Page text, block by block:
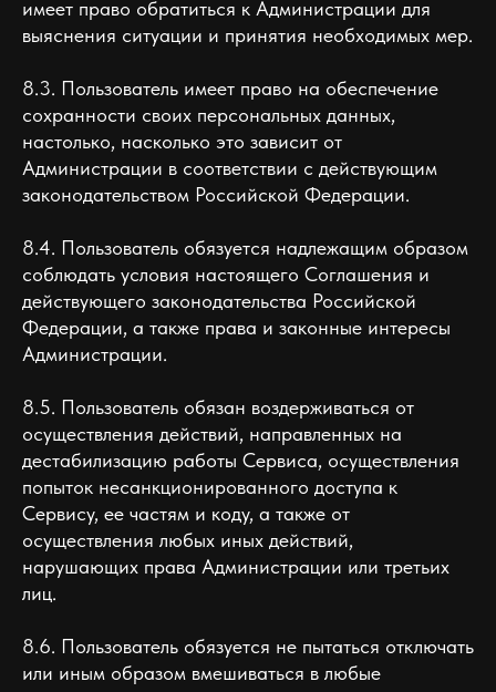
имеет право обратиться к Администрации для
выяснения ситуации и принятия необходимых мер.
8.3. Пользователь имеет право на обеспечение
сохранности своих персональных данных,
настолько, насколько это зависит от
Администрации в соответствии с действующим
законодательством Российской Федерации.
8.4. Пользователь обязуется надлежащим образом
соблюдать условия настоящего Соглашения и
действующего законодательства Российской
Федерации, а также права и законные интересы
Администрации.
8.5. Пользователь обязан воздерживаться от
осуществления действий, направленных на
дестабилизацию работы Сервиса, осуществления
попыток несанкционированного доступа к
Сервису, ее частям и коду, а также от
осуществления любых иных действий,
нарушающих права Администрации или третьих
лиц.
8.6. Пользователь обязуется не пытаться отключать
или иным образом вмешиваться в любые